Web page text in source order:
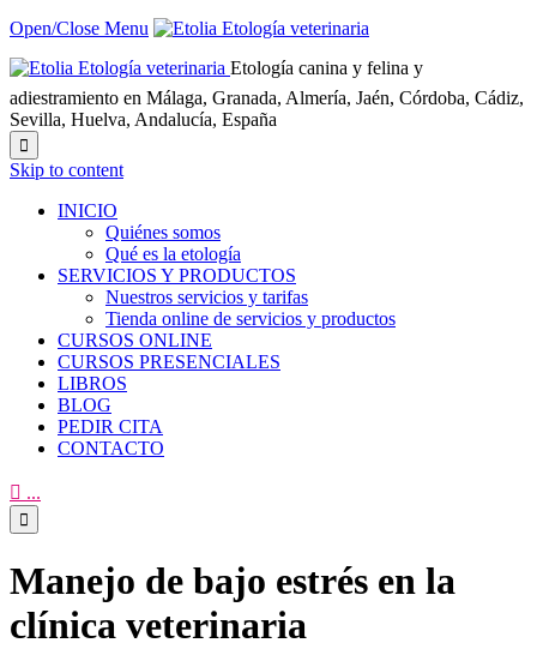
Open/Close Menu
Etología canina y felina y
adiestramiento en Málaga, Granada, Almería, Jaén, Córdoba, Cádiz,
Sevilla, Huelva, Andalucía, España

Skip to content
INICIO
Quiénes somos
Qué es la etología
SERVICIOS Y PRODUCTOS
Nuestros servicios y tarifas
Tienda online de servicios y productos
CURSOS ONLINE
CURSOS PRESENCIALES
LIBROS
BLOG
PEDIR CITA
CONTACTO
 ...

Manejo de bajo estrés en la
clínica veterinaria